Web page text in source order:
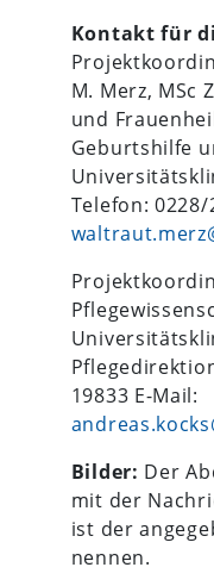
Kontakt für
M. Merz, MSc
und
Geburtshilfe
Telefon: 0228/
19833 E-Mail:
Bilder: Der
mit der
ist der
nennen.